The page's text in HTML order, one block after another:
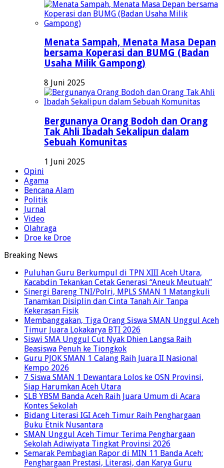
Menata Sampah, Menata Masa Depan
bersama Koperasi dan BUMG (Badan
Usaha Milik Gampong)
8 Juni 2025
Bergunanya Orang Bodoh dan Orang
Tak Ahli Ibadah Sekalipun dalam
Sebuah Komunitas
1 Juni 2025
Opini
Agama
Bencana Alam
Politik
Jurnal
Video
Olahraga
Droe ke Droe
Breaking News
Puluhan Guru Berkumpul di TPN XIII Aceh Utara,
Kacabdin Tekankan Cetak Generasi “Aneuk Meutuah”
Sinergi Bareng TNI/Polri, MPLS SMAN 1 Matangkuli
Tanamkan Disiplin dan Cinta Tanah Air Tanpa
Kekerasan Fisik
Membanggakan, Tiga Orang Siswa SMAN Unggul Aceh
Timur Juara Lokakarya BTI 2026
Siswi SMA Unggul Cut Nyak Dhien Langsa Raih
Beasiswa Penuh ke Tiongkok
Guru PJOK SMAN 1 Calang Raih Juara II Nasional
Kempo 2026
7 Siswa SMAN 1 Dewantara Lolos ke OSN Provinsi,
Siap Harumkan Aceh Utara
SLB YBSM Banda Aceh Raih Juara Umum di Acara
Kontes Sekolah
Bidang Literasi IGI Aceh Timur Raih Penghargaan
Buku Etnik Nusantara
SMAN Unggul Aceh Timur Terima Penghargaan
Sekolah Adiwiyata Tingkat Provinsi 2026
Semarak Pembagian Rapor di MIN 11 Banda Aceh:
Penghargaan Prestasi, Literasi, dan Karya Guru